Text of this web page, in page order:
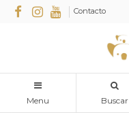
Contacto
Menu Buscar